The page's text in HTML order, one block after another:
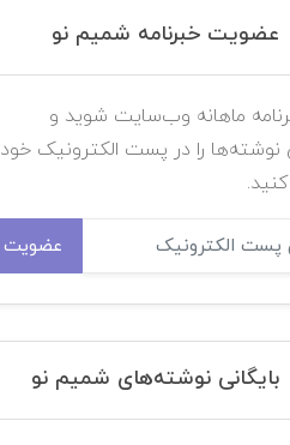
عضویت خبرنامه شمیم نو
ماهانه وب‌سایت شوید و
نوشته‌ها را در پست الکترونیک خود
عضویت
بایگانی نوشته‌های شمیم نو